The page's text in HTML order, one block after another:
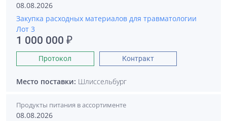
08.08.2026
Закупка расходных материалов для травматологии
Лот 3
1 000 000 ₽
Протокол Контракт
Место поставки: Шлиссельбург
Продукты питания в ассортименте
08.08.2026